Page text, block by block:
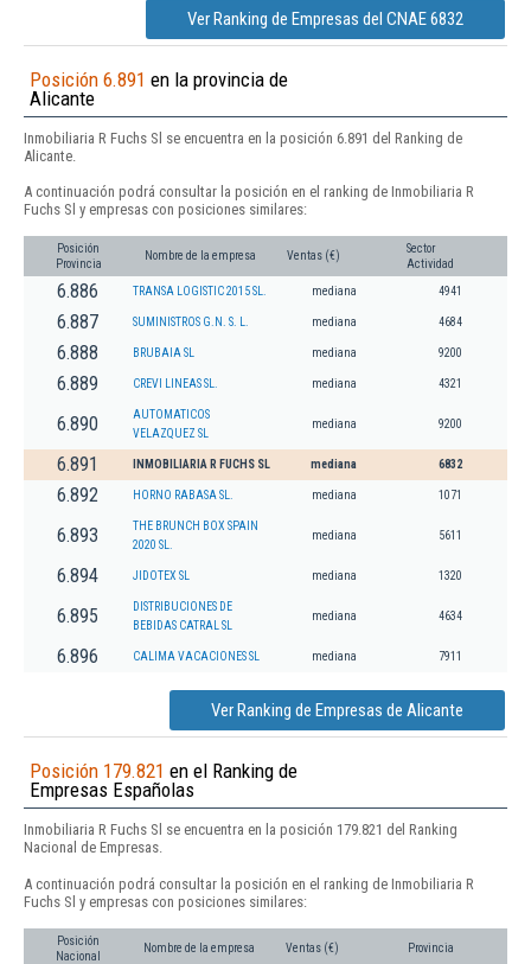
Ver Ranking de Empresas del CNAE 6832
Posición 6.891 en la provincia de
Alicante
Inmobiliaria R Fuchs Sl se encuentra en la posición 6.891 del Ranking de
Alicante.
A continuación podrá consultar la posición en el ranking de Inmobiliaria R
Fuchs Sl y empresas con posiciones similares:
Posición
Provincia
Nombre de la empresa Ventas (€)
Sector
Actividad
6.886 TRANSA LOGISTIC 2015 SL. mediana 4941
6.887 SUMINISTROS G.N. S. L. mediana 4684
6.888 BRUBAIA SL mediana 9200
6.889 CREVI LINEAS SL. mediana 4321
6.890
AUTOMATICOS
VELAZQUEZ SL
mediana 9200
6.891 INMOBILIARIA R FUCHS SL mediana 6832
6.892 HORNO RABASA SL. mediana 1071
6.893
THE BRUNCH BOX SPAIN
2020 SL.
mediana 5611
6.894 JIDOTEX SL mediana 1320
6.895
DISTRIBUCIONES DE
BEBIDAS CATRAL SL
mediana 4634
6.896 CALIMA VACACIONES SL mediana 7911
Ver Ranking de Empresas de Alicante
Posición 179.821 en el Ranking de
Empresas Españolas
Inmobiliaria R Fuchs Sl se encuentra en la posición 179.821 del Ranking
Nacional de Empresas.
A continuación podrá consultar la posición en el ranking de Inmobiliaria R
Fuchs Sl y empresas con posiciones similares:
Posición
Nacional
Nombre de la empresa Ventas (€) Provincia